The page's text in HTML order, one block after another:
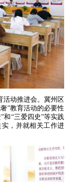
动推进会。冀州区
”教育活动的必要性
和“三爱四史”等实践
，并就相关工作进